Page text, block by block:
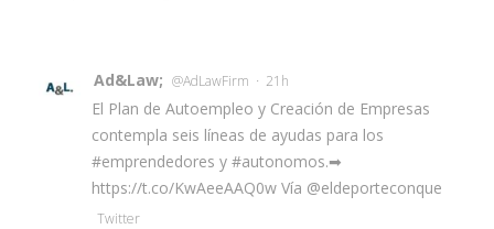
Ad&Law; @AdLawFirm · 21h
El Plan de Autoempleo y Creación de Empresas
contempla seis líneas de ayudas para los
#emprendedores y #autonomos.➡
https://t.co/KwAeeAAQ0w Vía @eldeporteconque
Twitter